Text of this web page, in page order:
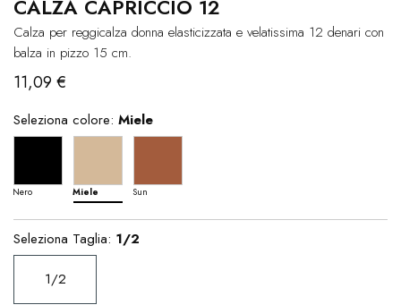
CALZA CAPRICCIO 12
Calza per reggicalza donna elasticizzata e velatissima 12 denari con
balza in pizzo 15 cm.
11,09 €
Seleziona colore: Miele
Nero Miele Sun
Seleziona Taglia: 1/2
1/2